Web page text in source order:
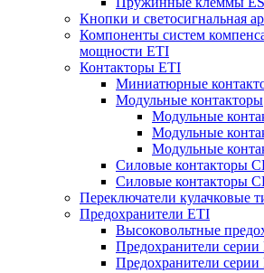
Кнопки и светосигнальная
Компоненты систем
мощности ETI
Контакторы ETI
Миниатюрные
Модульные контакторы
Модульные
Модульные
Модульные
Силовые контакторы
Силовые контакторы
Переключатели кулачковые
Предохранители ETI
Высоковольтные
Предохранители серии
Предохранители серии